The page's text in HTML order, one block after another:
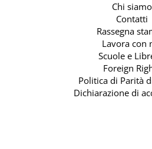
Chi siamo
Contatti
Rassegna
Lavora con
Scuole e
Foreign
Politica di Parità
Dichiarazione di